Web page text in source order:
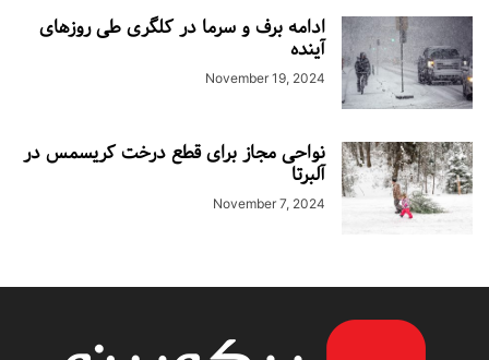
ادامه برف و سرما در کلگری طی روزهای
آینده
November 19, 2024
نواحی مجاز برای قطع درخت کریسمس در
آلبرتا
November 7, 2024